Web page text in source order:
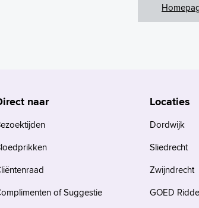
naar
of Suggestie
Locaties
Dordwijk
Sliedrecht
Zwijndrecht
GOED